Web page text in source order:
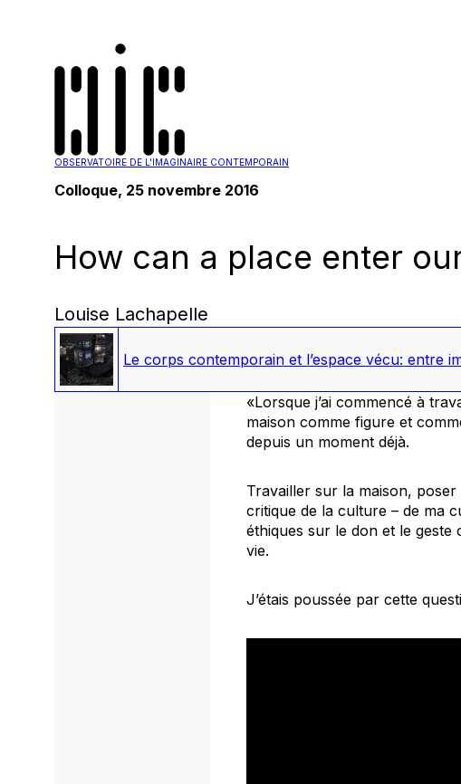
OBSERVATOIRE DE L'IMAGINAIRE CONTEMPORAIN
Colloque, 25 novembre 2016
How can a place enter
Louise Lachapelle
Le corps contemporain et l’espace vécu: entre
«Lorsque j’ai commencé à
maison comme figure et
depuis un moment déjà.
Travailler sur la maison, poser
critique de la culture – de ma
éthiques sur le don et le geste
vie.
J’étais poussée par cette